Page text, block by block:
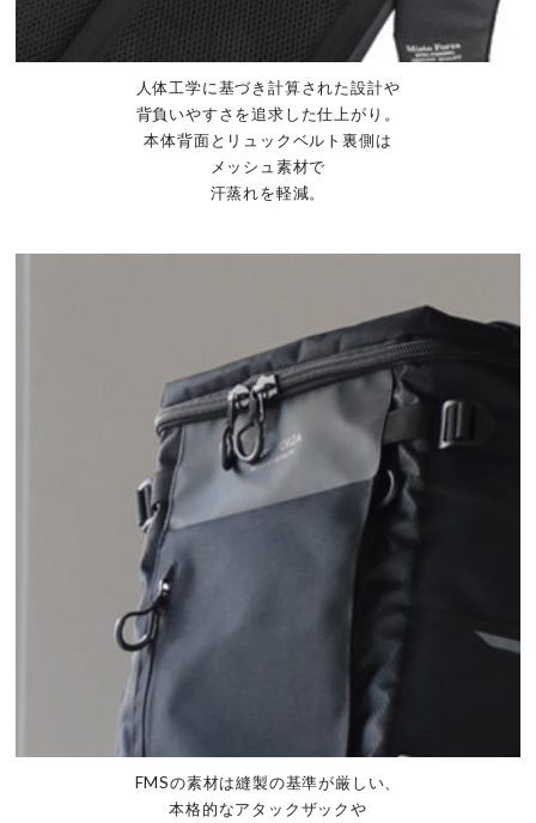
人体工学に基づき計算された設計や
背負いやすさを追求した仕上がり。
本体背面とリュックベルト裏側は
メッシュ素材で
汗蒸れを軽減。
FMSの素材は縫製の基準が厳しい、
本格的なアタックザックや